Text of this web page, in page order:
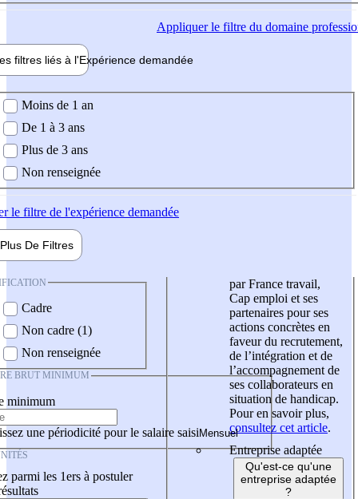
Appliquerle filtre du domaine
filtres liés à l'Expérience demandée
demandée
Moins de 1 an
De 1 à 3 ans
Plus de 3 ans
Non renseignée
le filtre de l'expérience demandée
Plus De Filtres
Cadre
Non cadre (1)
Non renseignée
BRUT MINIMUM
minimum
une périodicité pour le salaire saisi
parmi les 1ers à postuler
par France travail,
Cap emploi et ses
partenaires pour ses
actions concrètes en
faveur du recrutement,
de l’intégration et de
l’accompagnement de
ses collaborateurs en
situation de handicap.
Pour en savoir plus,
consultez cet article.
Entreprise adaptée
Qu'est-ce qu'une
entreprise adaptée
?